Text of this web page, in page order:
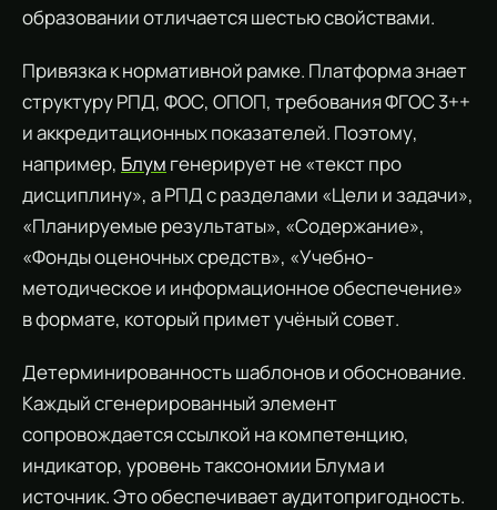
образовании отличается шестью свойствами.
Привязка к нормативной рамке. Платформа знает
структуру РПД, ФОС, ОПОП, требования ФГОС 3++
и аккредитационных показателей. Поэтому,
например, Блум генерирует не «текст про
дисциплину», а РПД с разделами «Цели и задачи»,
«Планируемые результаты», «Содержание»,
«Фонды оценочных средств», «Учебно-
методическое и информационное обеспечение»
в формате, который примет учёный совет.
Детерминированность шаблонов и обоснование.
Каждый сгенерированный элемент
сопровождается ссылкой на компетенцию,
индикатор, уровень таксономии Блума и
источник. Это обеспечивает аудитопригодность.